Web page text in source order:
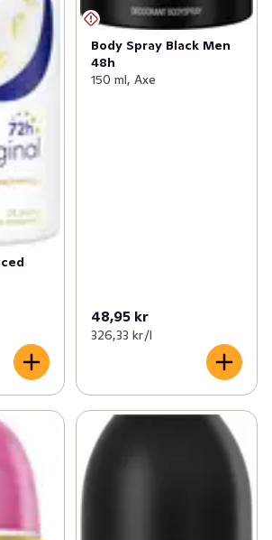
Body Spray Black Men
48h
150 ml, Axe
48,95 kr
326,33 kr /l